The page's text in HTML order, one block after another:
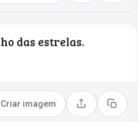
das estrelas.
Criar imagem Compartilhar
Copiar